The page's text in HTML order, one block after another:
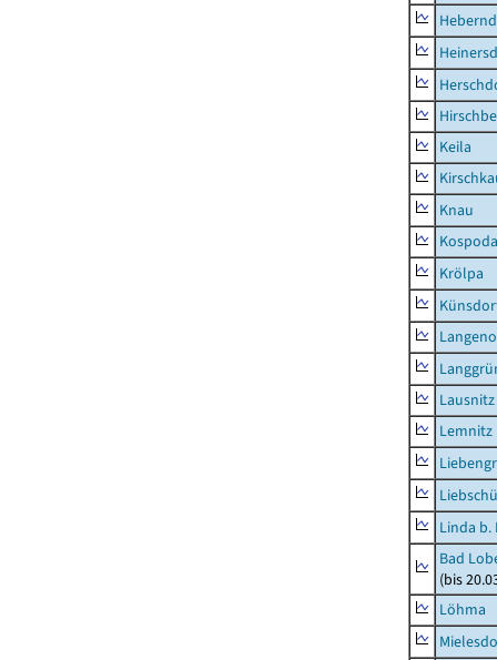
Keila
Knau
Kospoda
Krölpa
Lemnitz
Linda b.
Bad
(bis
Löhma